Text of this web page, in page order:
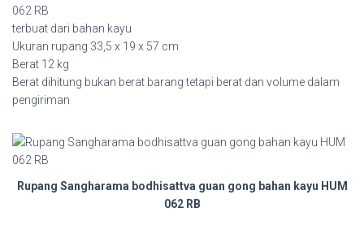
062 RB
terbuat dari bahan kayu
Ukuran rupang 33,5 x 19 x 57 cm
Berat 12 kg
Berat dihitung bukan berat barang tetapi berat dan volume dalam
pengiriman
Rupang Sangharama bodhisattva guan gong bahan kayu HUM
062 RB